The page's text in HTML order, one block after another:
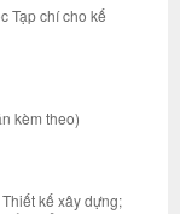
Tạp chí cho kế
kèm theo)
kế xây dựng;